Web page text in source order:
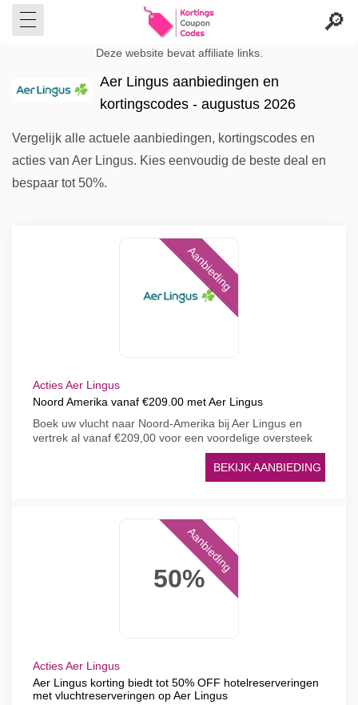
Deze website bevat affiliate links.
Aer Lingus aanbiedingen en
kortingscodes - augustus 2026
Vergelijk alle actuele aanbiedingen, kortingscodes en
acties van Aer Lingus. Kies eenvoudig de beste deal en
bespaar tot 50%.
Aanbieding
Acties Aer Lingus
Noord Amerika vanaf €209.00 met Aer Lingus
Boek uw vlucht naar Noord-Amerika bij Aer Lingus en
vertrek al vanaf €209,00 voor een voordelige oversteek
BEKIJK AANBIEDING
50%
Aanbieding
Acties Aer Lingus
Aer Lingus korting biedt tot 50% OFF hotelreserveringen
met vluchtreserveringen op Aer Lingus